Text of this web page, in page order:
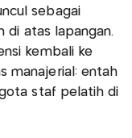
sebagai
di atas lapangan.
kembali ke
manajerial: entah
staf pelatih di